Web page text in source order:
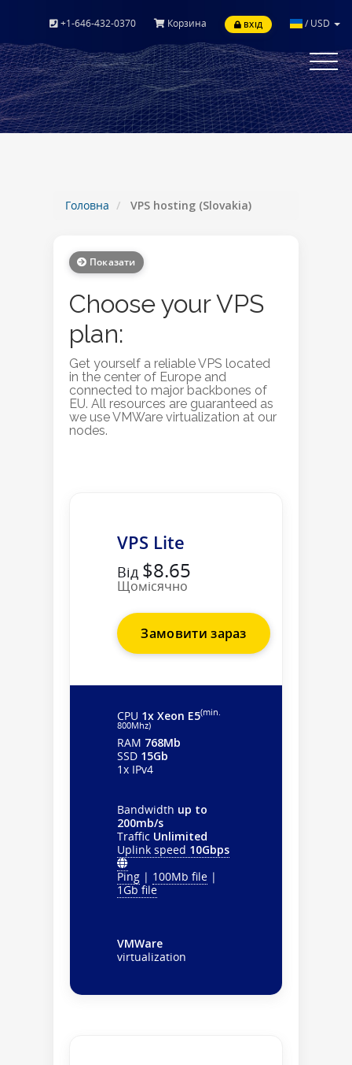
+1-646-432-0370 Корзина ВХІД / USD
Toggle
Головна VPS hosting (Slovakia)
Показати
Choose your VPS
plan:
Get yourself a reliable VPS located
in the center of Europe and
connected to major backbones of
EU. All resources are guaranteed as
we use VMWare virtualization at our
nodes.
VPS Lite
Від $8.65
Щомісячно
Замовити зараз
CPU 1x Xeon E5(min.
800Mhz)
RAM 768Mb
SSD 15Gb
1x IPv4
Bandwidth up to
200mb/s
Traffic Unlimited
Uplink speed 10Gbps
Ping | 100Mb file |
1Gb file
VMWare
virtualization